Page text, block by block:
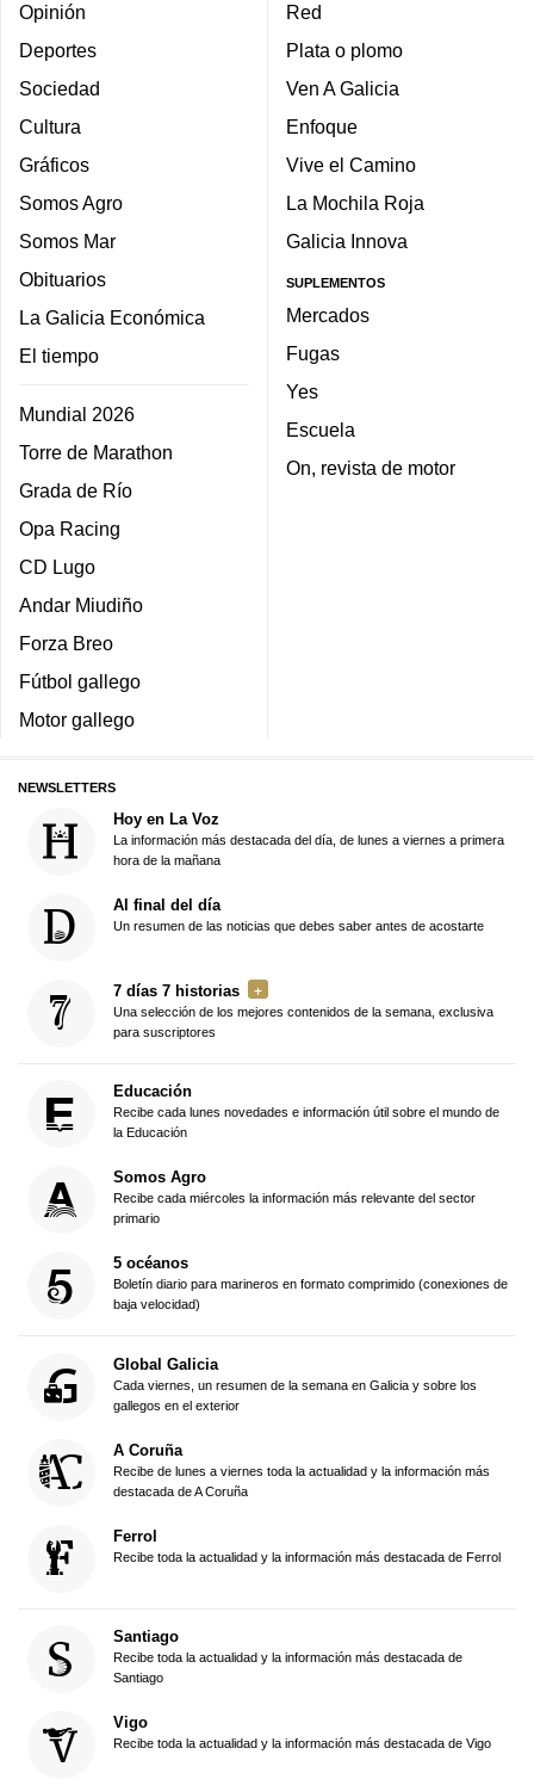
Opinión
Deportes
Sociedad
Cultura
Gráficos
Somos Agro
Somos Mar
Obituarios
La Galicia Económica
El tiempo
Mundial 2026
Torre de Marathon
Grada de Río
Opa Racing
CD Lugo
Andar Miudiño
Forza Breo
Fútbol gallego
Motor gallego
Red
Plata o plomo
Ven A Galicia
Enfoque
Vive el Camino
La Mochila Roja
Galicia Innova
SUPLEMENTOS
Mercados
Fugas
Yes
Escuela
On, revista de motor
NEWSLETTERS
Hoy en La Voz
La información más destacada del día, de lunes a viernes a primera
hora de la mañana
Al final del día
Un resumen de las noticias que debes saber antes de acostarte
7 días 7 historias
Una selección de los mejores contenidos de la semana, exclusiva
para suscriptores
Educación
Recibe cada lunes novedades e información útil sobre el mundo de
la Educación
Somos Agro
Recibe cada miércoles la información más relevante del sector
primario
5 océanos
Boletín diario para marineros en formato comprimido (conexiones de
baja velocidad)
Global Galicia
Cada viernes, un resumen de la semana en Galicia y sobre los
gallegos en el exterior
A Coruña
Recibe de lunes a viernes toda la actualidad y la información más
destacada de A Coruña
Ferrol
Recibe toda la actualidad y la información más destacada de Ferrol
Santiago
Recibe toda la actualidad y la información más destacada de
Santiago
Vigo
Recibe toda la actualidad y la información más destacada de Vigo